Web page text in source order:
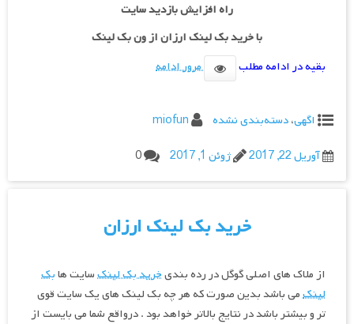
راه افزایش بازدید سایت
با خرید بک لینک ارزان از ون بک لینک
بقیه در ادامه مطلب
مرور ادامه
اگهی،دسته‌بندی نشده
miofun
آوریل 22, 2017
ژوئن 1, 2017 0
خرید بک لینک ارزان
از ملاک های اصلی گوگل در رده بندیخرید بک لینکسایت هابک
لینکمی باشد بدین صورت که هر چه بک لینک های یک سایت قوی
تر و بیشتر باشد در نتایج بالاتر خواهد بود . درواقع شما می بایست از